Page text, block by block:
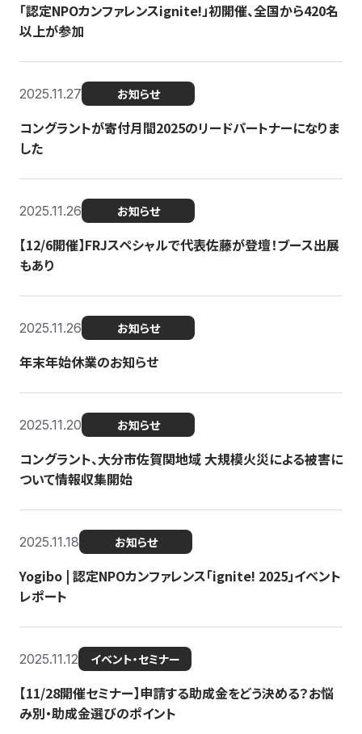
「認定NPOカンファレンスignite!」初開催、全国から420名
以上が参加
2025.11.27 お知らせ
コングラントが寄付月間2025のリードパートナーになりま
した
2025.11.26 お知らせ
【12/6開催】FRJスペシャルで代表佐藤が登壇！ブース出展
もあり
2025.11.26 お知らせ
年末年始休業のお知らせ
2025.11.20 お知らせ
コングラント、大分市佐賀関地域 大規模火災による被害に
ついて情報収集開始
2025.11.18 お知らせ
Yogibo | 認定NPOカンファレンス「ignite! 2025」イベント
レポート
2025.11.12 イベント・セミナー
【11/28開催セミナー】申請する助成金をどう決める？お悩
み別・助成金選びのポイント